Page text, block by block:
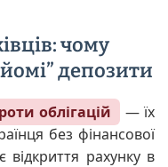
чому
депозити
облігацій
— їх
без фінансової
відкриття рахунку в